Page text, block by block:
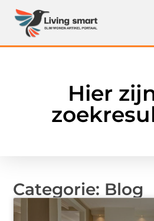
Hier
Categorie: Blog